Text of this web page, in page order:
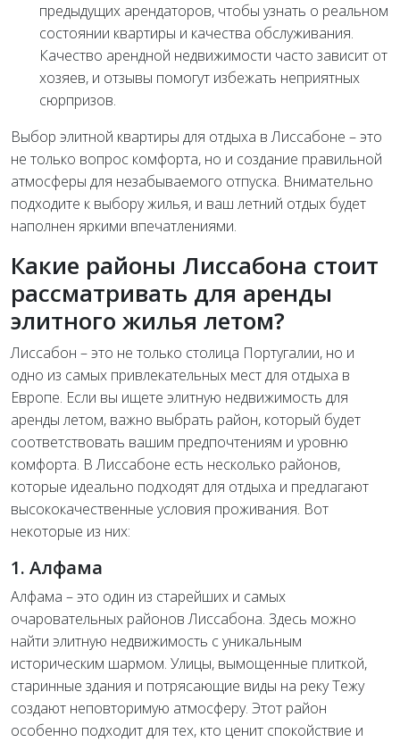
предыдущих арендаторов, чтобы узнать о реальном
состоянии квартиры и качества обслуживания.
Качество арендной недвижимости часто зависит от
хозяев, и отзывы помогут избежать неприятных
сюрпризов.
Выбор элитной квартиры для отдыха в Лиссабоне – это
не только вопрос комфорта, но и создание правильной
атмосферы для незабываемого отпуска. Внимательно
подходите к выбору жилья, и ваш летний отдых будет
наполнен яркими впечатлениями.
Какие районы Лиссабона стоит
рассматривать для аренды
элитного жилья летом?
Лиссабон – это не только столица Португалии, но и
одно из самых привлекательных мест для отдыха в
Европе. Если вы ищете элитную недвижимость для
аренды летом, важно выбрать район, который будет
соответствовать вашим предпочтениям и уровню
комфорта. В Лиссабоне есть несколько районов,
которые идеально подходят для отдыха и предлагают
высококачественные условия проживания. Вот
некоторые из них:
1. Алфама
Алфама – это один из старейших и самых
очаровательных районов Лиссабона. Здесь можно
найти элитную недвижимость с уникальным
историческим шармом. Улицы, вымощенные плиткой,
старинные здания и потрясающие виды на реку Тежу
создают неповторимую атмосферу. Этот район
особенно подходит для тех, кто ценит спокойствие и